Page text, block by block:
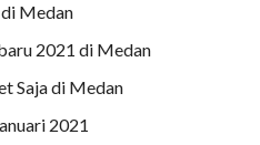
Medan
2021 di Medan
Saja di Medan
2021